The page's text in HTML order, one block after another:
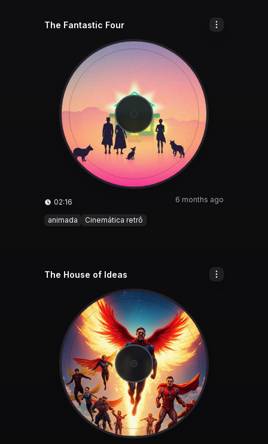
The Fantastic Four
02:16 6 months ago
animada Cinemática retrô
The House of Ideas